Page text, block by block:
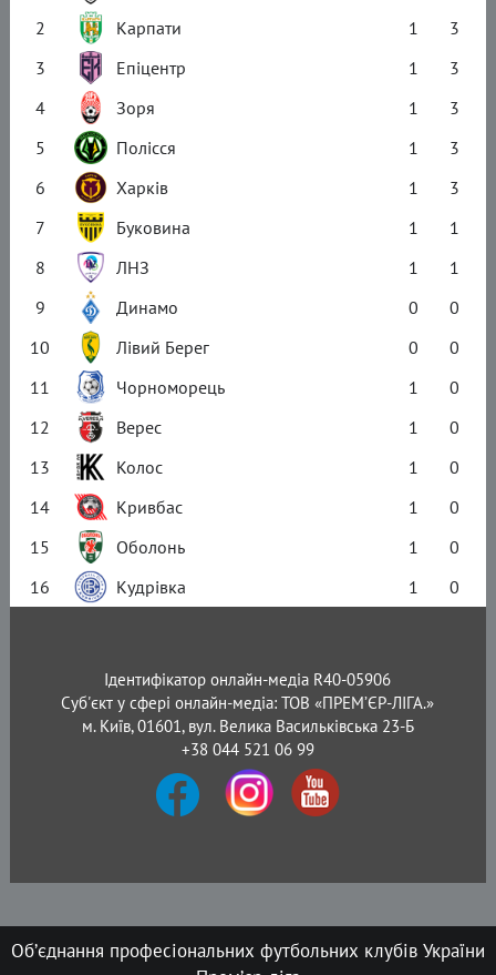
2
Карпати 1
3
3
Епіцентр 1
3
4
Зоря 1
3
5
Полісся 1
3
6
Харків 1
3
7
Буковина 1
1
8
ЛНЗ 1
1
9
Динамо 0
0
10
Лівий Берег 0
0
11
Чорноморець 1
0
12
Верес 1
0
13
Колос 1
0
14
Кривбас 1
0
15
Оболонь 1
0
16
Кудрівка 1 0
Ідентифікатор онлайн-медіа R40-05906
Суб'єкт у сфері онлайн-медіа: ТОВ «ПРЕМ’ЄР-ЛІГА.»
м. Київ, 01601, вул. Велика Васильківська 23-Б
+38 044 521 06 99
Об’єднання професіональних футбольних клубів України